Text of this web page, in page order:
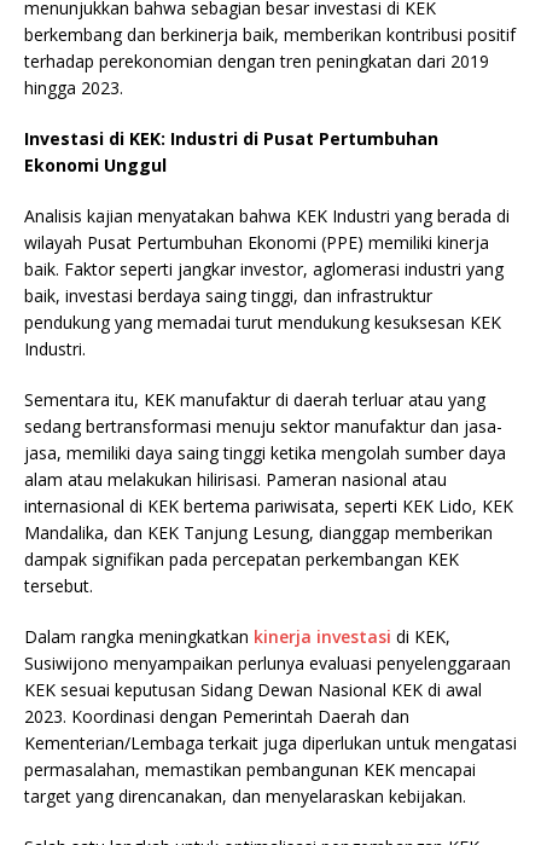
menunjukkan bahwa sebagian besar investasi di KEK
berkembang dan berkinerja baik, memberikan kontribusi positif
terhadap perekonomian dengan tren peningkatan dari 2019
hingga 2023.
Investasi di KEK: Industri di Pusat Pertumbuhan
Ekonomi Unggul
Analisis kajian menyatakan bahwa KEK Industri yang berada di
wilayah Pusat Pertumbuhan Ekonomi (PPE) memiliki kinerja
baik. Faktor seperti jangkar investor, aglomerasi industri yang
baik, investasi berdaya saing tinggi, dan infrastruktur
pendukung yang memadai turut mendukung kesuksesan KEK
Industri.
Sementara itu, KEK manufaktur di daerah terluar atau yang
sedang bertransformasi menuju sektor manufaktur dan jasa-
jasa, memiliki daya saing tinggi ketika mengolah sumber daya
alam atau melakukan hilirisasi. Pameran nasional atau
internasional di KEK bertema pariwisata, seperti KEK Lido, KEK
Mandalika, dan KEK Tanjung Lesung, dianggap memberikan
dampak signifikan pada percepatan perkembangan KEK
tersebut.
Dalam rangka meningkatkan kinerja investasi di KEK,
Susiwijono menyampaikan perlunya evaluasi penyelenggaraan
KEK sesuai keputusan Sidang Dewan Nasional KEK di awal
2023. Koordinasi dengan Pemerintah Daerah dan
Kementerian/Lembaga terkait juga diperlukan untuk mengatasi
permasalahan, memastikan pembangunan KEK mencapai
target yang direncanakan, dan menyelaraskan kebijakan.